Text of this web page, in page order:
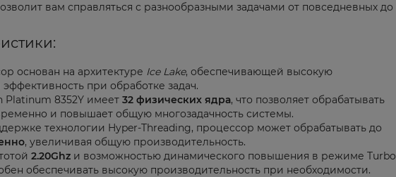
вам справляться с разнообразными задачами от повседневных до
основан на архитектуре Ice Lake, обеспечивающей высокую
при обработке задач.
Platinum 8352Y имеет 32 физических ядра, что позволяет обрабатывать
и повышает общую многозадачность системы.
технологии Hyper-Threading, процессор может обрабатывать до
, увеличивая общую производительность.
2.20Ghz и возможностью динамического повышения в режиме Turbo
обеспечивать высокую производительность при необходимости.